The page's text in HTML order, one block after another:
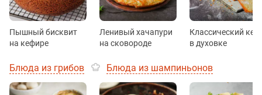
Пышный бисквит
на кефире
Ленивый хачапури
на сковороде
Классический
в духовке
Блюда из грибов Блюда из шампиньонов